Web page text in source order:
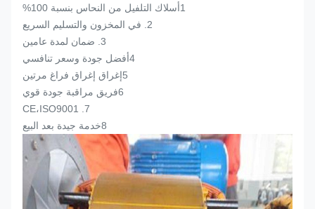
1أسلاك التلفيل من النحاس بنسبة 100%
2. في المخزون والتسليم السريع
3. ضمان لمدة عامين
4أفضل جودة وسعر تنافسي
5إغراق إغراق فراغ مرتين
6فريق مراقبة جودة قوي
7. CE،ISO9001
8خدمة جيدة بعد البيع